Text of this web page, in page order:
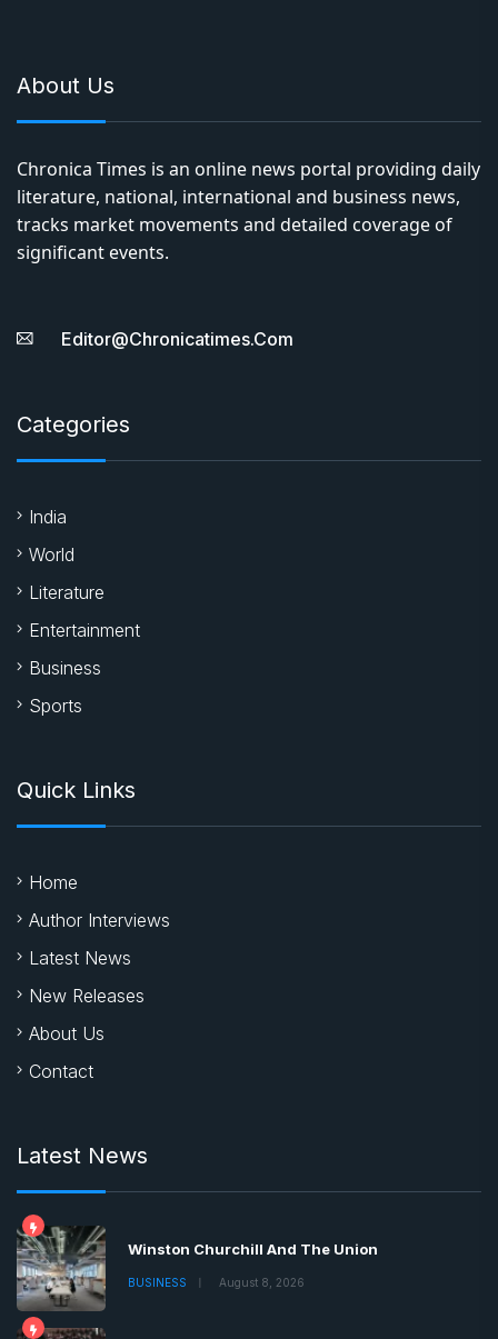
About Us
Chronica Times is an online news portal providing daily
literature, national, international and business news,
tracks market movements and detailed coverage of
significant events.
Editor@chronicatimes.com
Categories
India
World
Literature
Entertainment
Business
Sports
Quick Links
Home
Author Interviews
Latest News
New Releases
About Us
Contact
Latest News
Winston Churchill And The Union
BUSINESS August 8, 2026